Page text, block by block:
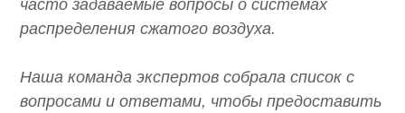
часто задаваемые вопросы о системах
распределения сжатого воздуха.
Наша команда экспертов собрала список с
вопросами и ответами, чтобы предоставить